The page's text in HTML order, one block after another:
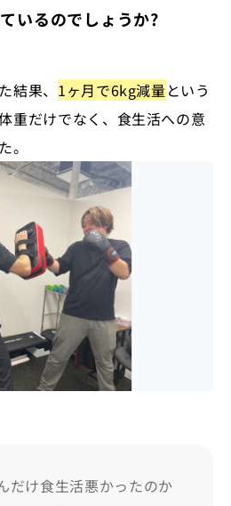
いるのでしょうか?
結果、 1ヶ月で6kg減量という
重だけでなく、食生活への意
。
だけ食生活悪かったのか